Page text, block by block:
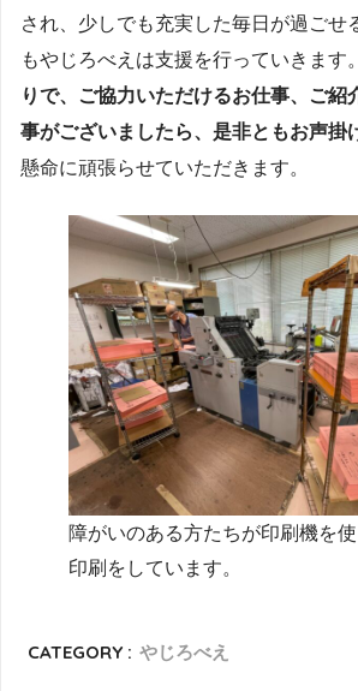
され、少しでも充実した毎日が過ごせ
もやじろべえは支援を行っていきます。
りで、ご協力いただけるお仕事、ご紹
事がございましたら、是非ともお声掛
懸命に頑張らせていただきます。
障がいのある方たちが印刷機を
印刷をしています。
CATEGORY : やじろべえ